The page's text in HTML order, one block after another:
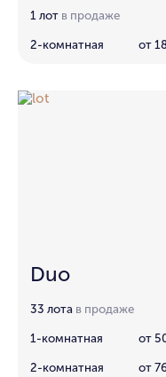
1 лот в продаже
2-комнатная от
Duo
33 лота в продаже
1-комнатная от
2-комнатная от